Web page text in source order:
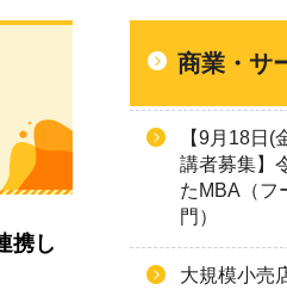
携し
商業・サ
【9月18日(
講者募集】
たMBA（フ
門）
大規模小売